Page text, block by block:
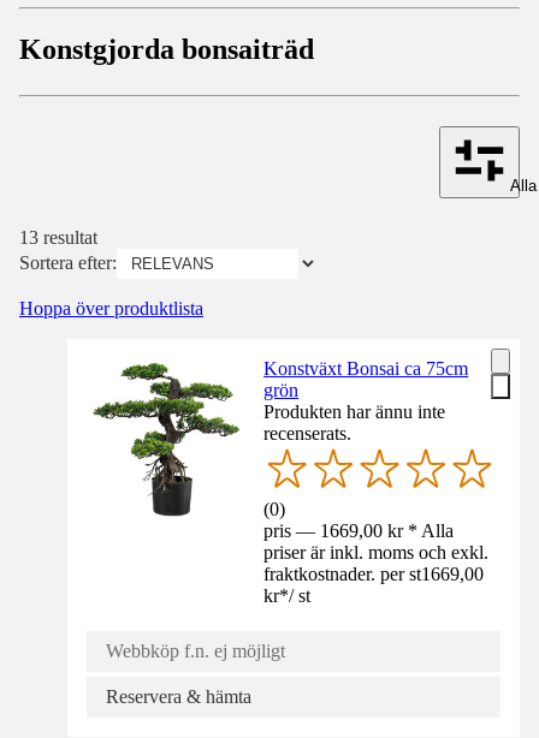
Konstgjorda bonsaiträd
13 resultat
Sortera efter:
Hoppa över produktlista
Konstväxt Bonsai ca 75cm
grön
Produkten har ännu inte
recenserats.
(0)
pris — 1669,00 kr * Alla
priser är inkl. moms och exkl.
fraktkostnader. per st1669,00
kr*/ st
Webbköp f.n. ej möjligt
Reservera & hämta